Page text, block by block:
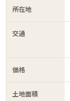
所在地
交通
価格
土地面積